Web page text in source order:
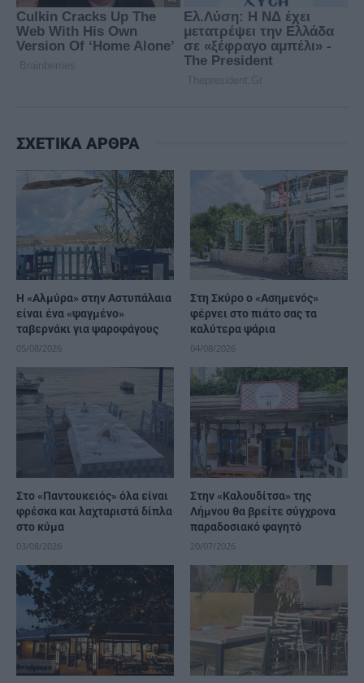
ΣΧΕΤΙΚΑ ΑΡΘΡΑ
Η «Αλμύρα» στην Αστυπάλαια
είναι ένα «ψαγμένο»
ταβερνάκι για ψαροφάγους
05/08/2026
Στη Σκύρο ο «Ασημενός»
φέρνει στο πιάτο σας τα
καλύτερα ψάρια
04/08/2026
Στο «Παντουκειός» όλα είναι
φρέσκα και λαχταριστά δίπλα
στο κύμα
03/08/2026
Στην «Καλουδίτσα» της
Λήμνου θα βρείτε σύγχρονα
παραδοσιακό φαγητό
20/07/2026